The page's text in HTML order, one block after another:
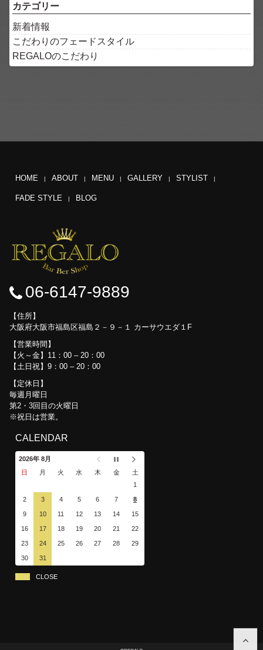
カテゴリー
新着情報
こだわりのフェードスタイル
REGALOのこだわり
HOME ABOUT MENU GALLERY STYLIST
FADE STYLE BLOG
06-6147-9889
住所
大阪府大阪市福島区福島２－９－１ カーサウエダ１F
営業時間
【火～金】11：00 – 20：00
【土日祝】9：00 – 20：00
定休日
毎週月曜日
第2・3回目の火曜日
※祝日は営業。
CALENDAR
2026年 8月
日
月 火 水 木 金
土
1
2 3 4 5 6 7 8
9 10 11 12 13 14 15
16 17 18 19 20 21 22
23 24 25 26 27 28 29
30 31
CLOSE